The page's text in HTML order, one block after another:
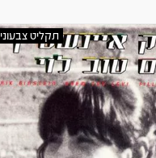
תקליט צבעוני